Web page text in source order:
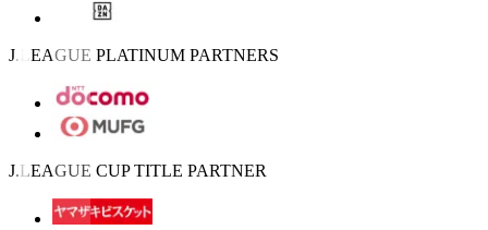
J.LEAGUE PLATINUM PARTNERS
J.LEAGUE CUP TITLE PARTNER